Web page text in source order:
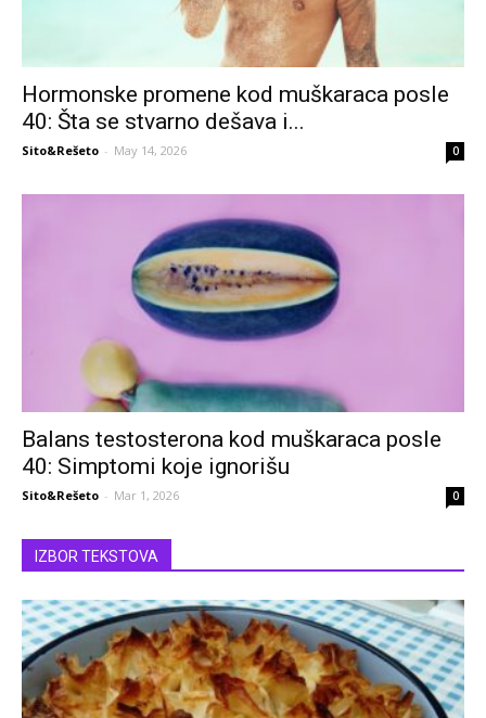
Hormonske promene kod muškaraca posle
40: Šta se stvarno dešava i...
Sito&Rešeto - May 14, 2026 0
Balans testosterona kod muškaraca posle
40: Simptomi koje ignorišu
Sito&Rešeto - Mar 1, 2026 0
IZBOR TEKSTOVA